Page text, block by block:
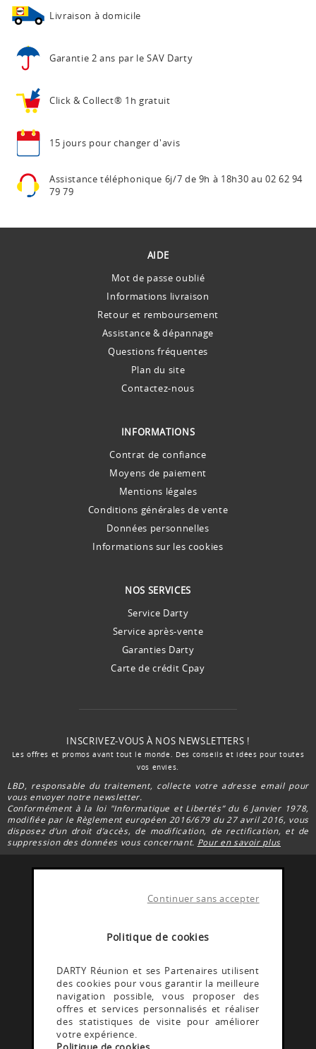
Politique de cookies
Continuer sans accepter
DARTY Réunion et ses Partenaires utilisent
des cookies pour vous garantir la meilleure
navigation possible, vous proposer des
offres et services personnalisés et réaliser
des statistiques de visite pour améliorer
votre expérience.
Livraison à domicile
Garantie 2 ans par le SAV Darty
Click & Collect® 1h gratuit
15 jours pour changer d'avis
Assistance téléphonique 6j/7 de 9h à 18h30 au 02 62 94
79 79
AIDE
Mot de passe oublié
Informations livraison
Retour et remboursement
Assistance & dépannage
Questions fréquentes
Plan du site
Contactez-nous
INFORMATIONS
Contrat de confiance
Moyens de paiement
Mentions légales
Conditions générales de vente
Données personnelles
Informations sur les cookies
NOS SERVICES
Service Darty
Service après-vente
Garanties Darty
Carte de crédit Cpay
INSCRIVEZ-VOUS À NOS NEWSLETTERS !
Les offres et promos avant tout le monde. Des conseils et idées pour toutes
vos envies.
LBD, responsable du traitement, collecte votre adresse email pour
vous envoyer notre newsletter.
Conformément à la loi "Informatique et Libertés” du 6 Janvier 1978,
modifiée par le Règlement européen 2016/679 du 27 avril 2016, vous
disposez d’un droit d’accès, de modification, de rectification, et de
suppression des données vous concernant. Pour en savoir plus
FACEBOOK DARTY
Rejoignez la communauté Darty Réunion
INSTAGRAM DARTY
Découvrez les coulisses @Dartyreunion
YOUTUBE DARTY